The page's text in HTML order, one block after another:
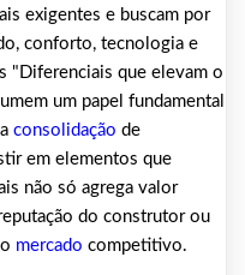
exigentes e buscam por
conforto, tecnologia e
"Diferenciais que elevam o
um papel fundamental
consolidação de
em elementos que
não só agrega valor
do construtor ou
mercado competitivo.